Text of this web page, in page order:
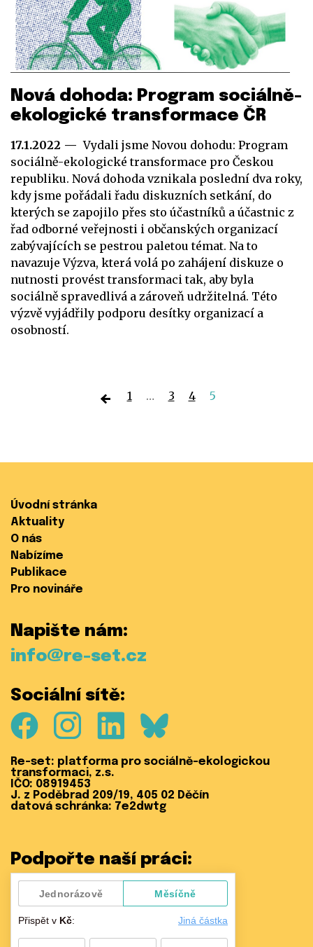
Nová dohoda: Program sociálně-
ekologické transformace ČR
17.1.2022
Vydali jsme Novou dohodu: Program
sociálně-ekologické transformace pro Českou
republiku. Nová dohoda vznikala poslední dva roky,
kdy jsme pořádali řadu diskuzních setkání, do
kterých se zapojilo přes sto účastníků a účastnic z
řad odborné veřejnosti i občanských organizací
zabývajících se pestrou paletou témat. Na to
navazuje Výzva, která volá po zahájení diskuze o
nutnosti provést transformaci tak, aby byla
sociálně spravedlivá a zároveň udržitelná. Této
výzvě vyjádřily podporu desítky organizací a
osobností.
Předchozí
1 … 3 4 5
Úvodní stránka
Aktuality
O nás
Nabízíme
Publikace
Pro novináře
Napište nám:
info@re-set.cz
Sociální sítě:
FacebookInstagram
LinkedInBluesky
Re-set: platforma pro sociálně-ekologickou
transformaci, z.s.
IČO: 08919453
J. z Poděbrad 209/19, 405 02 Děčín
datová schránka: 7e2dwtg
Podpořte naší práci: